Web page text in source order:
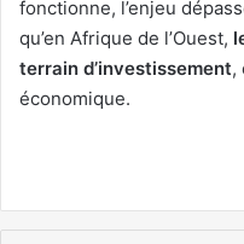
fonctionne, l’enjeu
qu’en Afrique de l’Ouest,
terrain d’investissement,
économique.